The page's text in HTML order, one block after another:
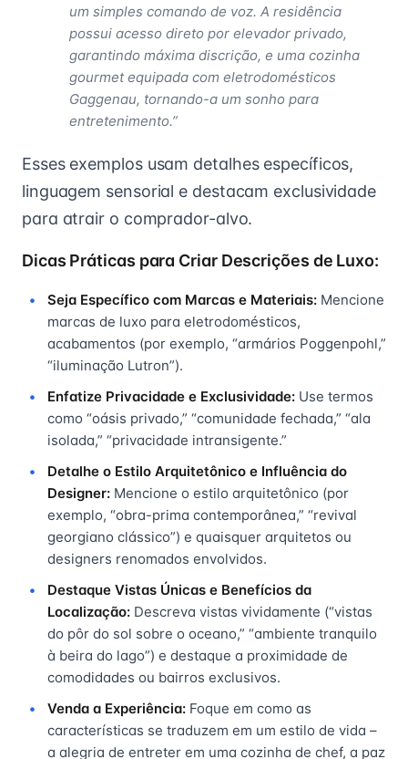
um simples comando de voz. A residência
possui acesso direto por elevador privado,
garantindo máxima discrição, e uma cozinha
gourmet equipada com eletrodomésticos
Gaggenau, tornando-a um sonho para
entretenimento.”
Esses exemplos usam detalhes específicos,
linguagem sensorial e destacam exclusividade
para atrair o comprador-alvo.
Dicas Práticas para Criar Descrições de Luxo:
Seja Específico com Marcas e Materiais: Mencione
marcas de luxo para eletrodomésticos,
acabamentos (por exemplo, “armários Poggenpohl,”
“iluminação Lutron”).
Enfatize Privacidade e Exclusividade: Use termos
como “oásis privado,” “comunidade fechada,” “ala
isolada,” “privacidade intransigente.”
Detalhe o Estilo Arquitetônico e Influência do
Designer: Mencione o estilo arquitetônico (por
exemplo, “obra-prima contemporânea,” “revival
georgiano clássico”) e quaisquer arquitetos ou
designers renomados envolvidos.
Destaque Vistas Únicas e Benefícios da
Localização: Descreva vistas vividamente (“vistas
do pôr do sol sobre o oceano,” “ambiente tranquilo
à beira do lago”) e destaque a proximidade de
comodidades ou bairros exclusivos.
Venda a Experiência: Foque em como as
características se traduzem em um estilo de vida –
a alegria de entreter em uma cozinha de chef, a paz